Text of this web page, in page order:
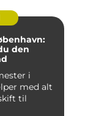
den
i
med alt
til